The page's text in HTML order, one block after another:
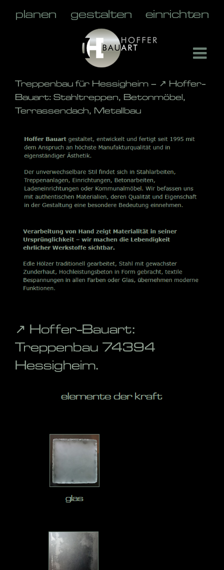
Treppenbau für Hessigheim – ↗️ Hoffer-
Bauart: Stahltreppen, Betonmöbel,
Terrassendach, Metallbau
↗️ Hoffer-Bauart:
Treppenbau 74394
Hessigheim.